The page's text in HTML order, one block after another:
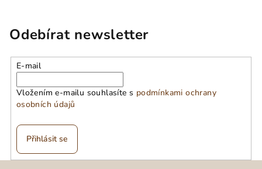
Odebírat newsletter
E-mail
Vložením e-mailu souhlasíte s podmínkami ochrany
osobních údajů
Přihlásit se